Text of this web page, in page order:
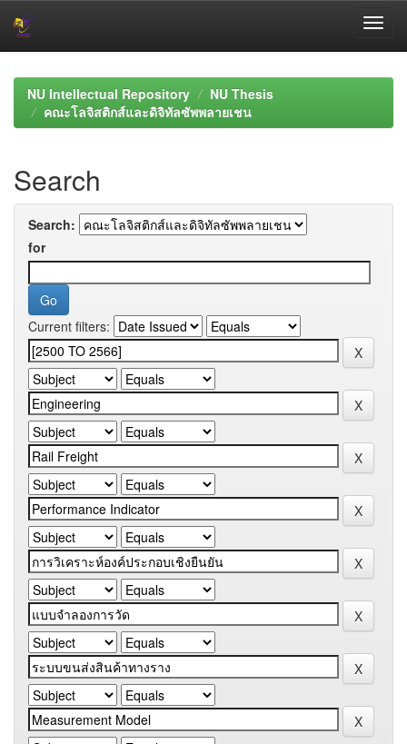
navigationNU Intellectual Repository
NU Thesis
คณะโลจิสติกส์และดิจิทัลซัพพลายเชน
Search
Search:
for
Current filters: